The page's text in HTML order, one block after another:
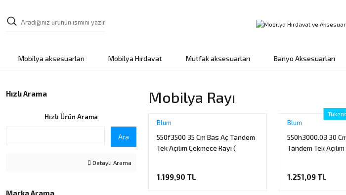
Mobilya aksesuarları Mobilya Hırdavat Mutfak aksesuarları Banyo Aksesuarları
Hızlı Arama
Hızlı Ürün Arama
Ara
Detaylı Arama
Marka Arama
Mobilya Rayı
Blum
550f3500 35 Cm Bas Aç Tandem
Tek Açılım Çekmece Rayı (
1.199,90 TL
Blum
550h3000.03 30
Tandem Tek
1.251,09 TL